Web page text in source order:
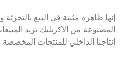
إنها ظاهرة مثبتة في البيع
المصنوعة من الأكريليك تزيد
إنتاجنا الداخلي للمنتجات المخصصة